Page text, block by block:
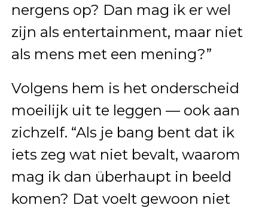
nergens op? Dan mag ik er wel
zijn als entertainment, maar niet
als mens met een mening?”
Volgens hem is het onderscheid
moeilijk uit te leggen — ook aan
zichzelf. “Als je bang bent dat ik
iets zeg wat niet bevalt, waarom
mag ik dan überhaupt in beeld
komen? Dat voelt gewoon niet